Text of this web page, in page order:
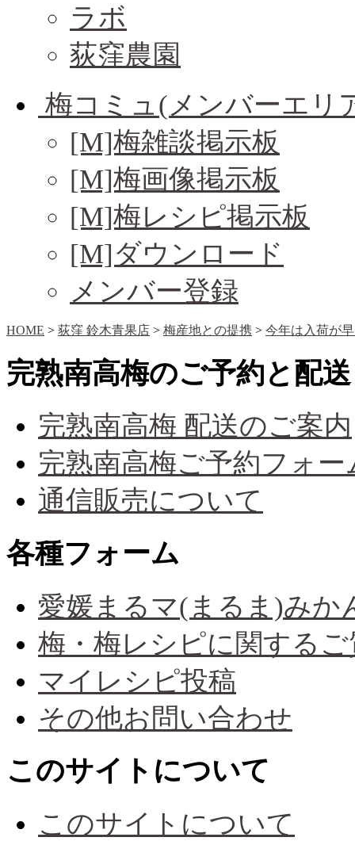
ラボ
荻窪農園
梅コミュ(メンバーエリ
[M]梅雑談掲示板
[M]梅画像掲示板
[M]梅レシピ掲示板
[M]ダウンロード
メンバー登録
HOME > 荻窪 鈴木青果店 > 梅産地との提携 > 今年は入荷が
完熟南高梅のご予約と配送
完熟南高梅 配送のご案内
完熟南高梅ご予約フォー
通信販売について
各種フォーム
愛媛まるマ(まるま)みか
梅・梅レシピに関するご
マイレシピ投稿
その他お問い合わせ
このサイトについて
このサイトについて